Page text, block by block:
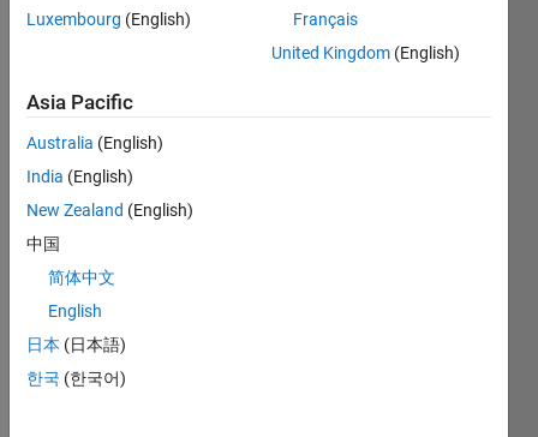
input.xlsx
Excel
ファ
「inp
ut.xls
x」を
Luxembourg (English)
Français
United Kingdom (English)
Asia Pacific
Australia (English)
India (English)
New Zealand (English)
中国
简体中文
English
日本 (日本語)
한국 (한국어)